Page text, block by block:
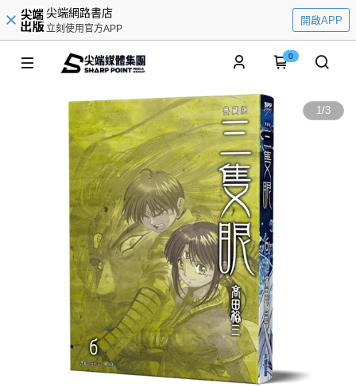
尖端網路書店
立刻使用官方APP
開啟APP
0
1/3